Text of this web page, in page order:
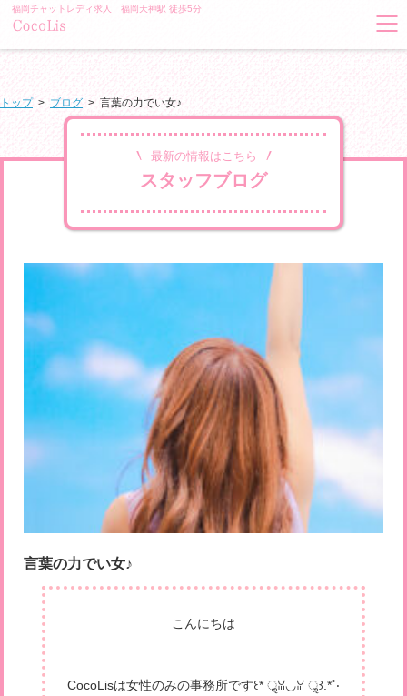
福岡チャットレディ求人 福岡天神駅 徒歩5分
トップ> ブログ > 言葉の力でい女♪
最新の情報はこちら
スタッフブログ
言葉の力でい女♪
こんにちは
CocoLisは女性のみの事務所です꒰* ॢꈍ◡ꈍ ॢ꒱.*˚‧